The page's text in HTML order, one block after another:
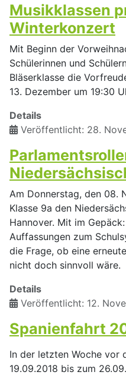
Musikklassen
Winterkonzert
Mit Beginn der
Schülerinnen und
Bläserklasse die
13. Dezember um 19:30
Details
Veröffentlicht: 28.
Am Donnerstag, den 08.
Klasse 9a den
Hannover. Mit im
Auffassungen zum
die Frage, ob eine
nicht doch sinnvoll wäre.
Details
Veröffentlicht: 12.
Spanienfahrt
In der letzten Woche vor
19.09.2018 bis zum